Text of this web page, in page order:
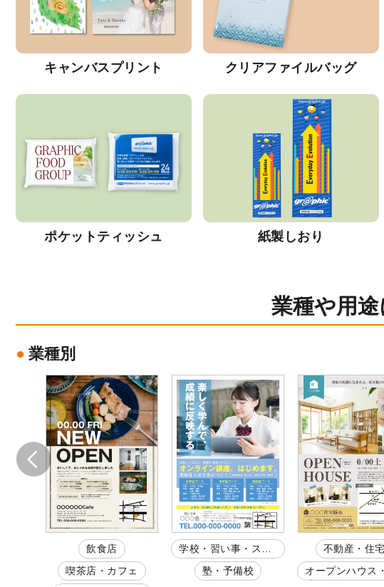
キャンバスプリント クリアファイルバッグ
ポケットティッシュ 紙製しおり
業種や用
業種別
飲食店
喫茶店・カフェ
学校・習い事・スク
ール
塾・予備校
不動産・住宅
オープンハウス
成見学会